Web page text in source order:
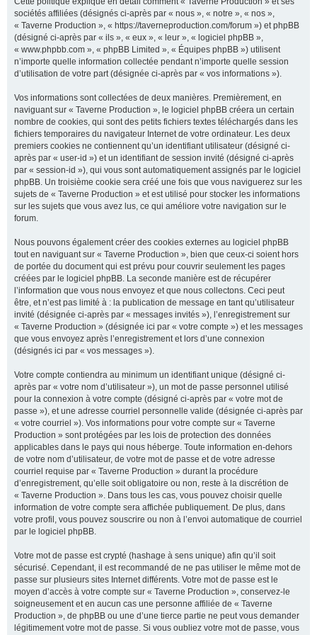
sociétés affiliées (désignés ci-après par « nous », « notre », « nos »,
« Taverne Production », « https://taverneproduction.com/forum ») et phpBB
(désigné ci-après par « ils », « eux », « leur », « logiciel phpBB »,
« www.phpbb.com », « phpBB Limited », « Équipes phpBB ») utilisent
n’importe quelle information collectée pendant n’importe quelle session
d’utilisation de votre part (désignée ci-après par « vos informations »).
Vos informations sont collectées de deux manières. Premièrement, en
naviguant sur « Taverne Production », le logiciel phpBB créera un certain
nombre de cookies, qui sont des petits fichiers textes téléchargés dans les
fichiers temporaires du navigateur Internet de votre ordinateur. Les deux
premiers cookies ne contiennent qu’un identifiant utilisateur (désigné ci-
après par « user-id ») et un identifiant de session invité (désigné ci-après
par « session-id »), qui vous sont automatiquement assignés par le logiciel
phpBB. Un troisième cookie sera créé une fois que vous naviguerez sur les
sujets de « Taverne Production » et est utilisé pour stocker les informations
sur les sujets que vous avez lus, ce qui améliore votre navigation sur le
forum.
Nous pouvons également créer des cookies externes au logiciel phpBB
tout en naviguant sur « Taverne Production », bien que ceux-ci soient hors
de portée du document qui est prévu pour couvrir seulement les pages
créées par le logiciel phpBB. La seconde manière est de récupérer
l’information que vous nous envoyez et que nous collectons. Ceci peut
être, et n’est pas limité à : la publication de message en tant qu’utilisateur
invité (désignée ci-après par « messages invités »), l’enregistrement sur
« Taverne Production » (désignée ici par « votre compte ») et les messages
que vous envoyez après l’enregistrement et lors d’une connexion
(désignés ici par « vos messages »).
Votre compte contiendra au minimum un identifiant unique (désigné ci-
après par « votre nom d’utilisateur »), un mot de passe personnel utilisé
pour la connexion à votre compte (désigné ci-après par « votre mot de
passe »), et une adresse courriel personnelle valide (désignée ci-après par
« votre courriel »). Vos informations pour votre compte sur « Taverne
Production » sont protégées par les lois de protection des données
applicables dans le pays qui nous héberge. Toute information en-dehors
de votre nom d’utilisateur, de votre mot de passe et de votre adresse
courriel requise par « Taverne Production » durant la procédure
d’enregistrement, qu’elle soit obligatoire ou non, reste à la discrétion de
« Taverne Production ». Dans tous les cas, vous pouvez choisir quelle
information de votre compte sera affichée publiquement. De plus, dans
votre profil, vous pouvez souscrire ou non à l’envoi automatique de courriel
par le logiciel phpBB.
Votre mot de passe est crypté (hashage à sens unique) afin qu’il soit
sécurisé. Cependant, il est recommandé de ne pas utiliser le même mot de
passe sur plusieurs sites Internet différents. Votre mot de passe est le
moyen d’accès à votre compte sur « Taverne Production », conservez-le
soigneusement et en aucun cas une personne affiliée de « Taverne
Production », de phpBB ou une d’une tierce partie ne peut vous demander
légitimement votre mot de passe. Si vous oubliez votre mot de passe, vous